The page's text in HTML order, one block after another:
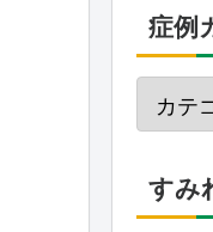
症例
すみ